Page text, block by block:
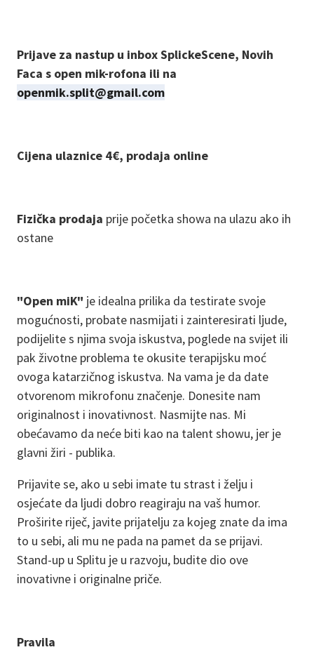
Prijave za nastup u inbox SplickeScene, Novih
Faca s open mik-rofona ili na
openmik.split@gmail.com
Cijena ulaznice 4€, prodaja online
Fizička prodaja prije početka showa na ulazu ako ih
ostane
"Open miK" je idealna prilika da testirate svoje
mogućnosti, probate nasmijati i zainteresirati ljude,
podijelite s njima svoja iskustva, poglede na svijet ili
pak životne problema te okusite terapijsku moć
ovoga katarzičnog iskustva. Na vama je da date
otvorenom mikrofonu značenje. Donesite nam
originalnost i inovativnost. Nasmijte nas. Mi
obećavamo da neće biti kao na talent showu, jer je
glavni žiri - publika.
Prijavite se, ako u sebi imate tu strast i želju i
osjećate da ljudi dobro reagiraju na vaš humor.
Proširite riječ, javite prijatelju za kojeg znate da ima
to u sebi, ali mu ne pada na pamet da se prijavi.
Stand-up u Splitu je u razvoju, budite dio ove
inovativne i originalne priče.
Pravila